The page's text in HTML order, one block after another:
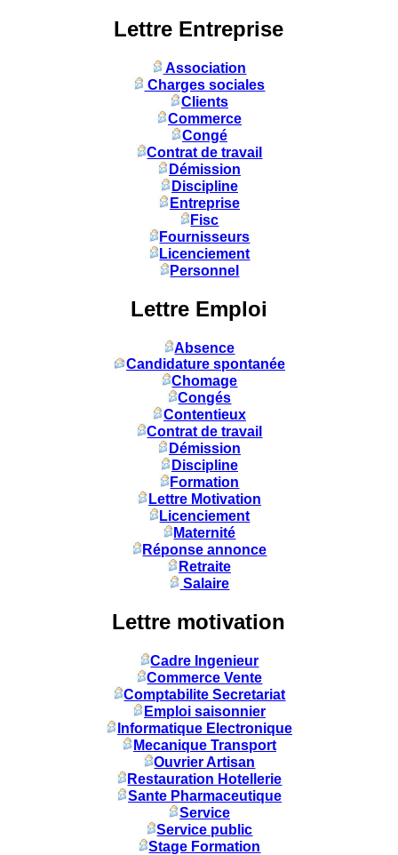
Lettre Entreprise
Association
Charges sociales
Clients
Commerce
Congé
Contrat de travail
Démission
Discipline
Entreprise
Fisc
Fournisseurs
Licenciement
Personnel
Lettre Emploi
Absence
Candidature spontanée
Chomage
Congés
Contentieux
Contrat de travail
Démission
Discipline
Formation
Lettre Motivation
Licenciement
Maternité
Réponse annonce
Retraite
Salaire
Lettre motivation
Cadre Ingenieur
Commerce Vente
Comptabilite Secretariat
Emploi saisonnier
Informatique Electronique
Mecanique Transport
Ouvrier Artisan
Restauration Hotellerie
Sante Pharmaceutique
Service
Service public
Stage Formation